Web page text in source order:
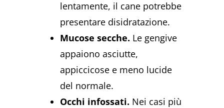
lentamente, il cane potrebbe
presentare disidratazione.
Mucose secche. Le gengive
appaiono asciutte,
appiccicose e meno lucide
del normale.
Occhi infossati. Nei casi più